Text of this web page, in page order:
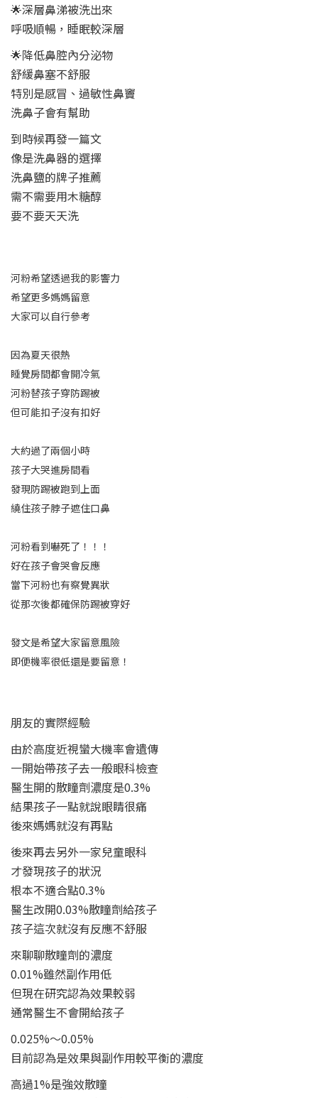
🌟深層鼻涕被洗出來
呼吸順暢，睡眠較深層
🌟降低鼻腔內分泌物
舒緩鼻塞不舒服
特別是感冒、過敏性鼻竇
洗鼻子會有幫助
到時候再發一篇文
像是洗鼻器的選擇
洗鼻鹽的牌子推薦
需不需要用木糖醇
要不要天天洗
河粉希望透過我的影響力
希望更多媽媽留意
大家可以自行參考
因為夏天很熱
睡覺房間都會開冷氣
河粉替孩子穿防踢被
但可能扣子沒有扣好
大約過了兩個小時
孩子大哭進房間看
發現防踢被跑到上面
繞住孩子脖子遮住口鼻
河粉看到嚇死了！！！
好在孩子會哭會反應
當下河粉也有察覺異狀
從那次後都確保防踢被穿好
發文是希望大家留意風險
即便機率很低還是要留意！
朋友的實際經驗
由於高度近視蠻大機率會遺傳
一開始帶孩子去一般眼科檢查
醫生開的散瞳劑濃度是0.3%
結果孩子一點就說眼睛很痛
後來媽媽就沒有再點
後來再去另外一家兒童眼科
才發現孩子的狀況
根本不適合點0.3%
醫生改開0.03%散瞳劑給孩子
孩子這次就沒有反應不舒服
來聊聊散瞳劑的濃度
0.01%雖然副作用低
但現在研究認為效果較弱
通常醫生不會開給孩子
0.025%～0.05%
目前認為是效果與副作用較平衡的濃度
高過1%是強效散瞳